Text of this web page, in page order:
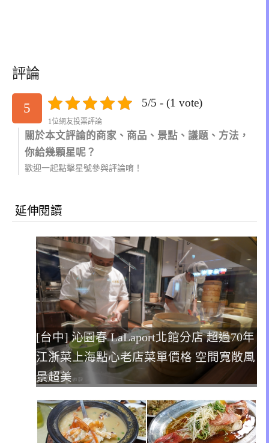
評論
5 5/5 - (1 vote)
1位網友投票評論
關於本文評論的商家、商品、景點、議題、方法，
你給幾顆星呢？
歡迎一起點擊星號參與評論唷！
延伸閱讀
[台中] 沁園春 LaLaport北館分店 超過70年
江浙菜上海點心老店菜單價格 空間寬敞風
景超美